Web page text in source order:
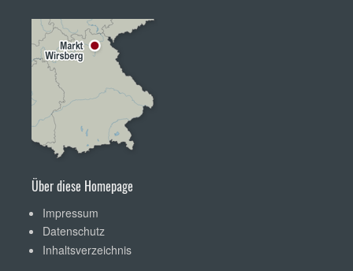
Über diese Homepage
Impressum
Datenschutz
Inhaltsverzeichnis